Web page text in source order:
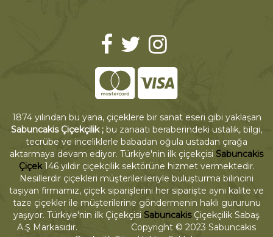
1874 yılından bu yana, çiçeklere bir sanat eseri gibi yaklaşan
Sabuncakis Çiçekçilik ; bu zanaatı beraberindeki ustalık, bilgi,
tecrübe ve inceliklerle babadan oğula ustadan çırağa
aktarmaya devam ediyor. Türkiye'nin ilk çiçekçisi Sabuncakis
Çiçek146 yıldır çiçekçilik sektörüne hizmet vermektedir.
Nesillerdir çiçekleri müşterilerileriyle buluşturma bilincini
taşıyan firmamız, çiçek siparişlerini her siparişte aynı kalite ve
taze çiçekler ile müşterilerine göndermenin haklı gururunu
yaşıyor. Türkiye'nin ilk Çiçekçisi SabuncakisÇiçekçilik Sabaş
A.Ş Markasıdır. Copyright © 2023 Sabuncakis